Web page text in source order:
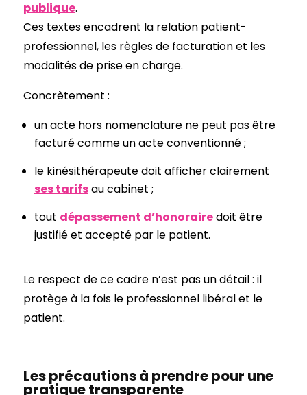
publique.
Ces textes encadrent la relation patient-
professionnel, les règles de facturation et les
modalités de prise en charge.
Concrètement :
un acte hors nomenclature ne peut pas être
facturé comme un acte conventionné ;
le kinésithérapeute doit afficher clairement
ses tarifsau cabinet ;
tout dépassement d’honorairedoit être
justifié et accepté par le patient.
Le respect de ce cadre n’est pas un détail : il
protège à la fois le professionnel libéral et le
patient.
Les précautions à prendre pour une
pratique transparente